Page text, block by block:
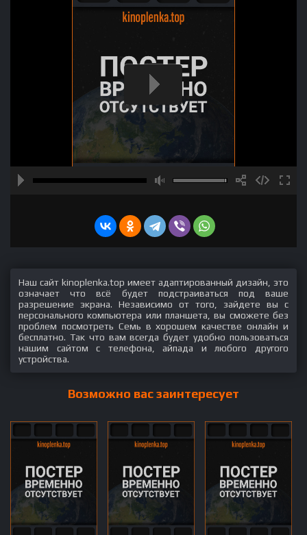
Наш сайт kinoplenka.top имеет адаптированный дизайн, это
означает что всё будет подстраиваться под ваше
разрешение экрана. Независимо от того, зайдете вы с
персонального компьютера или планшета, вы сможете без
проблем посмотреть Семь в хорошем качестве онлайн и
бесплатно. Так что вам всегда будет удобно пользоваться
нашим сайтом с телефона, айпада и любого другого
устройства.
Возможно вас заинтересует